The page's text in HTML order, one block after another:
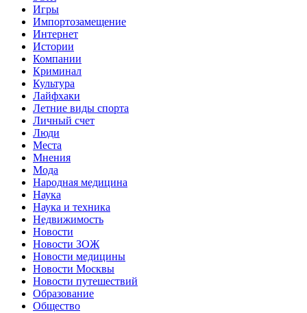
Игры
Импортозамещение
Интернет
Истории
Компании
Криминал
Культура
Лайфхаки
Летние виды спорта
Личный счет
Люди
Места
Мнения
Мода
Народная медицина
Наука
Наука и техника
Недвижимость
Новости
Новости ЗОЖ
Новости медицины
Новости Москвы
Новости путешествий
Образование
Общество